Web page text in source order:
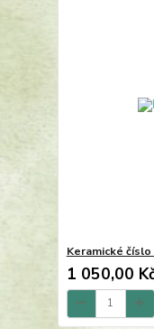
Keramické číslo
1 050,00